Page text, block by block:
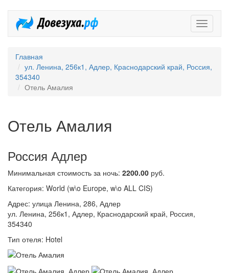
Главная
ул. Ленина, 256к1, Адлер, Краснодарский край, Россия,
354340
Отель Амалия
Отель Амалия
Россия Адлер
Минимальная стоимость за ночь: 2200.00 руб.
Категория: World (w\o Europe, w\o ALL CIS)
Адрес: улица Ленина, 286, Адлер
ул. Ленина, 256к1, Адлер, Краснодарский край, Россия,
354340
Тип отеля: Hotel